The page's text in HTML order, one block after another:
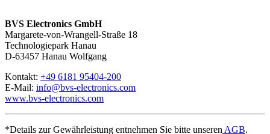
BVS Electronics GmbH
Margarete-von-Wrangell-Straße 18
Technologiepark Hanau
D-63457 Hanau Wolfgang
Kontakt: +49 6181 95404-200
E-Mail: info@bvs-electronics.com
www.bvs-electronics.com
*Details zur Gewährleistung entnehmen Sie bitte unseren AGB.